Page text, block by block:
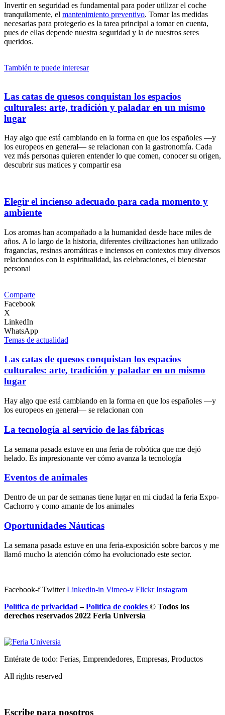
Invertir en seguridad es fundamental para poder utilizar el coche
tranquilamente, el mantenimiento preventivo. Tomar las medidas
necesarias para protegerlo es la tarea principal a tomar en cuenta,
pues de ellas depende nuestra seguridad y la de nuestros seres
queridos.
También te puede interesar
Las catas de quesos conquistan los espacios
culturales: arte, tradición y paladar en un mismo
lugar
Hay algo que está cambiando en la forma en que los españoles —y
los europeos en general— se relacionan con la gastronomía. Cada
vez más personas quieren entender lo que comen, conocer su origen,
descubrir sus matices y compartir esa
Elegir el incienso adecuado para cada momento y
ambiente
Los aromas han acompañado a la humanidad desde hace miles de
años. A lo largo de la historia, diferentes civilizaciones han utilizado
fragancias, resinas aromáticas e inciensos en contextos muy diversos
relacionados con la espiritualidad, las celebraciones, el bienestar
personal
Comparte
Facebook
X
LinkedIn
WhatsApp
Temas de actualidad
Las catas de quesos conquistan los espacios
culturales: arte, tradición y paladar en un mismo
lugar
Hay algo que está cambiando en la forma en que los españoles —y
los europeos en general— se relacionan con
La tecnología al servicio de las fábricas
La semana pasada estuve en una feria de robótica que me dejó
helado. Es impresionante ver cómo avanza la tecnología
Eventos de animales
Dentro de un par de semanas tiene lugar en mi ciudad la feria Expo-
Cachorro y como amante de los animales
Oportunidades Náuticas
La semana pasada estuve en una feria-exposición sobre barcos y me
llamó mucho la atención cómo ha evolucionado este sector.
Facebook-f Twitter Linkedin-in Vimeo-v Flickr Instagram
Política de privacidad –Política de cookies © Todos los
derechos reservados 2022 Feria Universia
Entérate de todo: Ferias, Emprendedores, Empresas, Productos
All rights reserved
Escribe para nosotros